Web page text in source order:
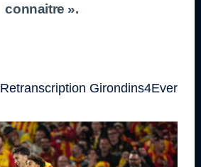
connaitre ».
Retranscription Girondins4Ever